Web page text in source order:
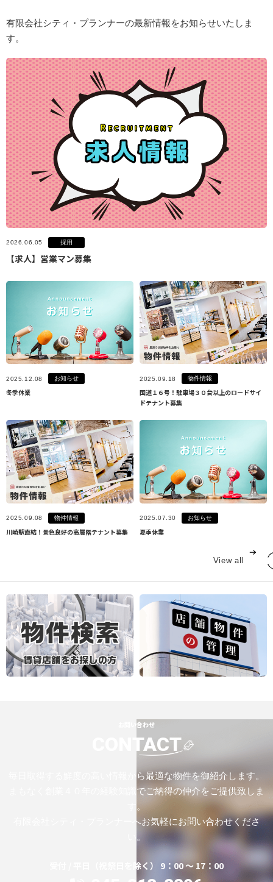
有限会社シティ・プランナーの最新情報をお知らせいたしま
す。
2026.06.05 採用
【求人】営業マン募集
2025.12.08 お知らせ
冬季休業
2025.09.18 物件情報
国道１６号！駐車場３０台以上のロードサイ
ドテナント募集
2025.09.08 物件情報
川崎駅直結！景色良好の高層階テナント募集
2025.07.30 お知らせ
夏季休業
View all
お問い合わせ
CONTACT
毎日取得する鮮度の高い情報から最適な物件を御紹介します。
まもなく創業４０年の経験知識でご納得の仲介をご提供致しま
す。
有限会社シティ・プランナーへお気軽にお問い合わせくださ
い。
受付 / 平日（祝祭日を除く） 9：00 ～ 17：00